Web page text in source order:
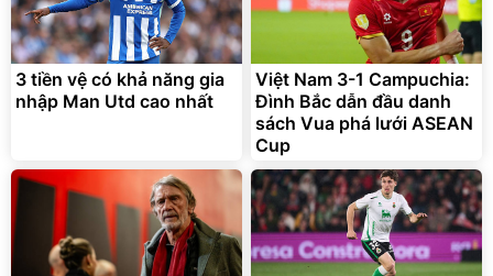
3 tiền vệ có khả năng gia
nhập Man Utd cao nhất
Việt Nam 3-1 Campuchia:
Đình Bắc dẫn đầu danh
sách Vua phá lưới ASEAN
Cup